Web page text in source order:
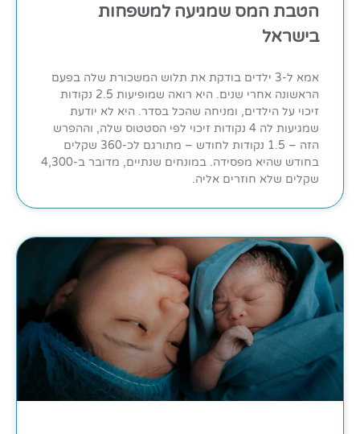
הטבת המס שמגיעה למשפחות
בישראל
אמא ל-3 ילדים בודקת את תלוש המשכורת שלה בפעם
הראשונה אחרי שנים. היא רואה שמופיעות 2.5 נקודות
זיכוי על הילדים, ומניחה שהכל בסדר. היא לא יודעת
שמגיעות לה 4 נקודות זיכוי לפי הסטטוס שלה, וההפרש
הזה – 1.5 נקודות לחודש – מתורגם לכ-360 שקלים
בחודש שהיא מפסידה. במונחים שנתיים, מדובר ב-4,300
שקלים שלא חוזרים אליה.